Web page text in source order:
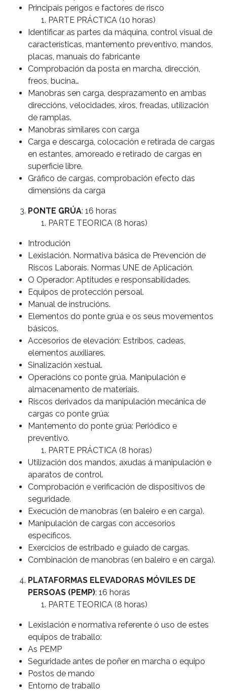
Principais perigos e factores de risco
PARTE PRÁCTICA (10 horas)
Identificar as partes da máquina, control visual de
características, mantemento preventivo, mandos,
placas, manuais do fabricante
Comprobación da posta en marcha, dirección,
freos, bucina…
Manobras sen carga, desprazamento en ambas
direccións, velocidades, xiros, freadas, utilización
de ramplas.
Manobras similares con carga
Carga e descarga, colocación e retirada de cargas
en estantes, amoreado e retirado de cargas en
superficie libre.
Gráfico de cargas, comprobación efecto das
dimensións da carga
PONTE GRÚA: 16 horas
PARTE TEORICA (8 horas)
Introdución
Lexislación. Normativa básica de Prevención de
Riscos Laborais. Normas UNE de Aplicación.
O Operador: Aptitudes e responsabilidades.
Equipos de protección persoal.
Manual de instrucións.
Elementos do ponte grúa e os seus movementos
básicos.
Accesorios de elevación: Estribos, cadeas,
elementos auxiliares.
Sinalización xestual.
Operacións co ponte grúa. Manipulación e
almacenamento de materiais.
Riscos derivados da manipulación mecánica de
cargas co ponte grúa:
Mantemento do ponte grúa: Periódico e
preventivo.
PARTE PRÁCTICA (8 horas)
Utilización dos mandos, axudas á manipulación e
aparatos de control.
Comprobación e verificación de dispositivos de
seguridade.
Execución de manobras (en baleiro e en carga).
Manipulación de cargas con accesorios
específicos.
Exercicios de estribado e guiado de cargas.
Combinación de manobras (en baleiro e en carga).
PLATAFORMAS ELEVADORAS MÓVILES DE
PERSOAS (PEMP): 16 horas
PARTE TEORICA (8 horas)
Lexislación e normativa referente ó uso de estes
equipos de traballo:
As PEMP
Seguridade antes de poñer en marcha o equipo
Postos de mando
Entorno de traballo